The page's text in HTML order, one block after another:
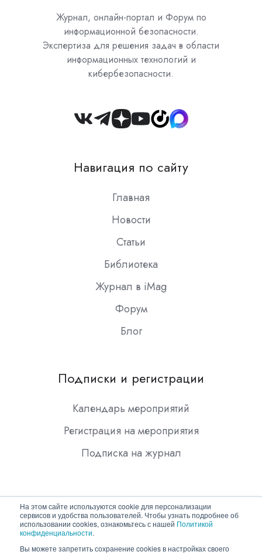
На этом сайте используются cookie для персонализации
сервисов и удобства пользователей. Чтобы узнать подробнее об
использовании cookies, ознакомьтесь с нашей Политикой
конфиденциальности.
Вы можете запретить сохранение cookies в настройках своего
Журнал, онлайн-портал и Форум по
информационной безопасности.
Экспертиза для решения задач в области
информационных технологий и
кибербезопасности.
Join
Slack
Навигация по сайту
Главная
Новости
Статьи
Библиотека
Журнал в iMag
Форум
Блог
Подписки и регистрации
Календарь мероприятий
Регистрация на мероприятия
Подписка на журнал
Copyright © 2026 ООО "Гротек"